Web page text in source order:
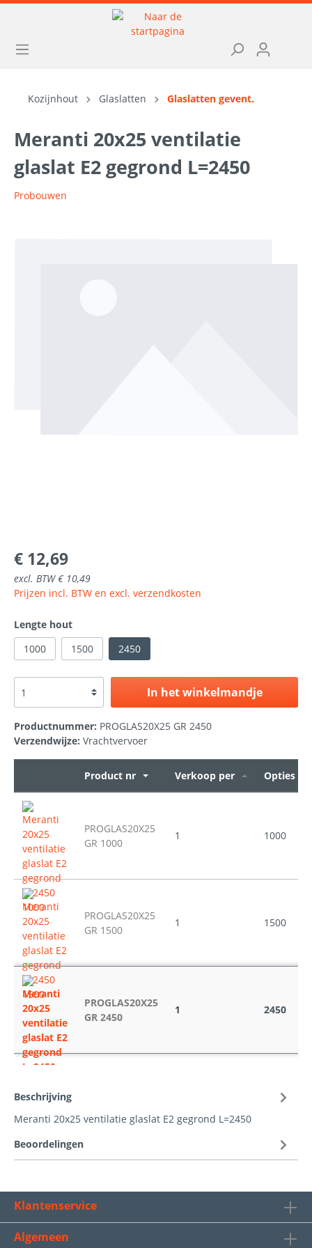
Kozijnhout Glaslatten Glaslatten gevent.
Meranti 20x25 ventilatie
glaslat E2 gegrond L=2450
Probouwen
€ 12,69
excl. BTW € 10,49
Prijzen incl. BTW en excl. verzendkosten
Lengte hout
1000
1500 2450
In het winkelmandje
Productnummer: PROGLAS20X25 GR 2450
Verzendwijze: Vrachtvervoer
Product nr Verkoop per Opties
PROGLAS20X25
GR 1000
1 1000
PROGLAS20X25
GR 1500
1 1500
PROGLAS20X25
GR 2450
1 2450
Beschrijving
Meranti 20x25 ventilatie glaslat E2 gegrond L=2450
Beoordelingen
Klantenservice
Algemeen